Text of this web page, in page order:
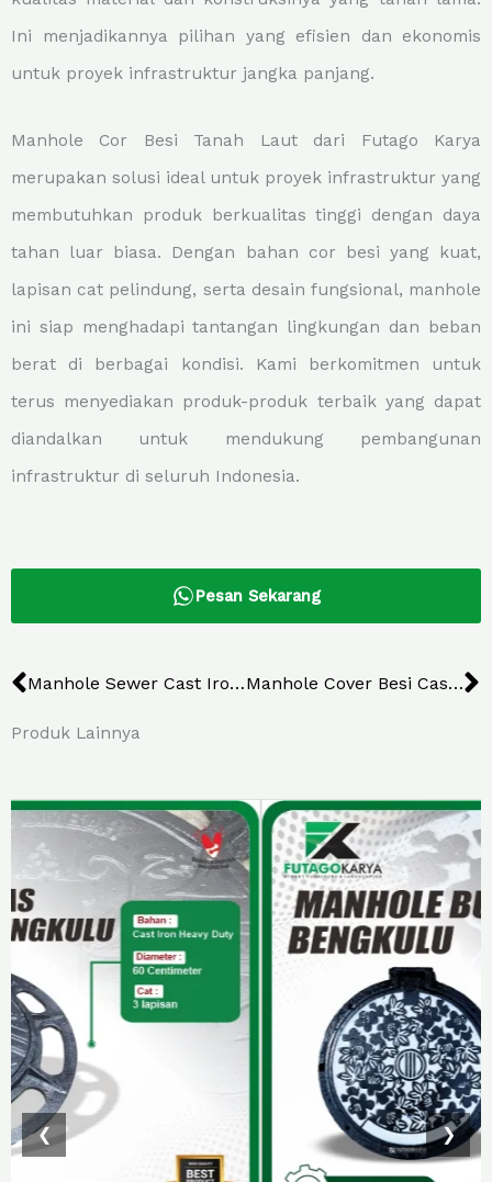
Ini menjadikannya pilihan yang efisien dan ekonomis
untuk proyek infrastruktur jangka panjang.
Manhole Cor Besi Tanah Laut dari Futago Karya
merupakan solusi ideal untuk proyek infrastruktur yang
membutuhkan produk berkualitas tinggi dengan daya
tahan luar biasa. Dengan bahan cor besi yang kuat,
lapisan cat pelindung, serta desain fungsional, manhole
ini siap menghadapi tantangan lingkungan dan beban
berat di berbagai kondisi. Kami berkomitmen untuk
terus menyediakan produk-produk terbaik yang dapat
diandalkan untuk mendukung pembangunan
infrastruktur di seluruh Indonesia.
Pesan Sekarang
Prev Manhole Sewer Cast Iron Saluran Surabaya Manhole Cover Besi Cast Iron Tanjung Pinang
Produk Lainnya
❮ ❯